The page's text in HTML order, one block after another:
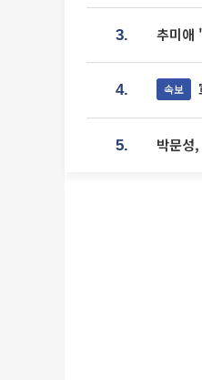
3. 추미애
4. 속보
5. 박문성